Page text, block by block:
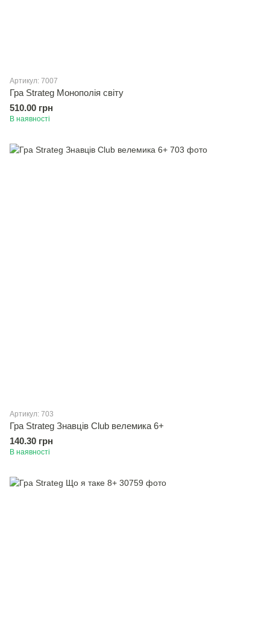
Артикул: 7007
Гра Strateg Монополiя свiту
510.00 грн
В наявності
Артикул: 703
Гра Strateg Знавцiв Club велемика 6+
140.30 грн
В наявності